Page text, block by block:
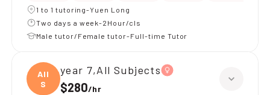
1 to 1 tutoring-Yuen Long
Two days a week-2Hour/cls
Male tutor/Female tutor-Full-time Tutor
All
S
year 7,All Subjects
$280/hr